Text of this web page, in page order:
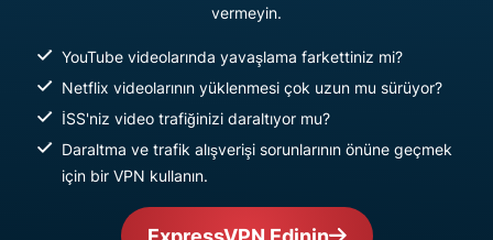
vermeyin.
YouTube videolarında yavaşlama farkettiniz mi?
Netflix videolarının yüklenmesi çok uzun mu sürüyor?
İSS'niz video trafiğinizi daraltıyor mu?
Daraltma ve trafik alışverişi sorunlarının önüne geçmek
için bir VPN kullanın.